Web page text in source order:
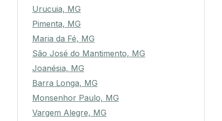
Urucuia, MG
Pimenta, MG
Maria da Fé, MG
São José do Mantimento, MG
Joanésia, MG
Barra Longa, MG
Monsenhor Paulo, MG
Vargem Alegre, MG